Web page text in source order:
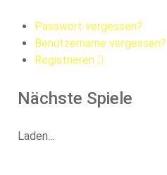
Passwort vergessen?
Benutzername vergessen?
Registrieren
Nächste Spiele
Laden...